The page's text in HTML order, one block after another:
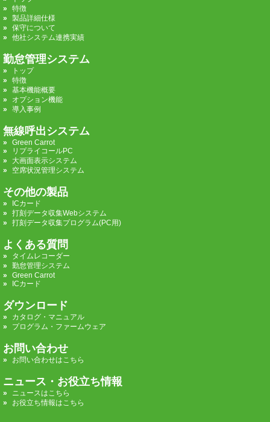
特徴
製品詳細仕様
保守について
他社システム連携実績
勤怠管理システム
トップ
特徴
基本機能概要
オプション機能
導入事例
無線呼出システム
Green Carrot
リプライコールPC
大画面表示システム
空席状況管理システム
その他の製品
ICカード
打刻データ収集Webシステム
打刻データ収集プログラム(PC用)
よくある質問
タイムレコーダー
勤怠管理システム
Green Carrot
ICカード
ダウンロード
カタログ・マニュアル
プログラム・ファームウェア
お問い合わせ
お問い合わせはこちら
ニュース・お役立ち情報
ニュースはこちら
お役立ち情報はこちら